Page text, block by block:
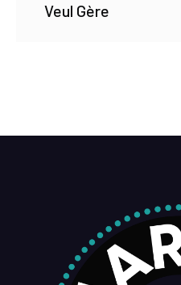
Veul Gère